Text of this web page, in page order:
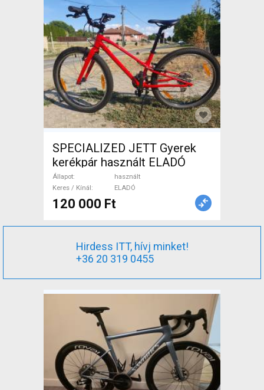
SPECIALIZED JETT Gyerek
kerékpár használt ELADÓ
Állapot
használt
Keres / Kínál
ELADÓ
120 000 Ft
Hirdess ITT, hívj minket!
+36 20 319 0455